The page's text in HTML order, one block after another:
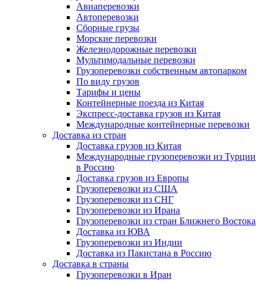
Авиаперевозки
Автоперевозки
Сборные грузы
Морские перевозки
Железнодорожные перевозки
Мультимодальные перевозки
Грузоперевозки собственным автопарком
По виду грузов
Тарифы и цены
Контейнерные поезда из Китая
Экспресс-доставка грузов из Китая
Международные контейнерные перевозки
Доставка из стран
Доставка грузов из Китая
Международные грузоперевозки из Турции
в Россию
Доставка грузов из Европы
Грузоперевозки из США
Грузоперевозки из СНГ
Грузоперевозки из Ирана
Грузоперевозки из стран Ближнего Востока
Доставка из ЮВА
Грузоперевозки из Индии
Доставка из Пакистана в Россию
Доставка в страны
Грузоперевозки в Иран